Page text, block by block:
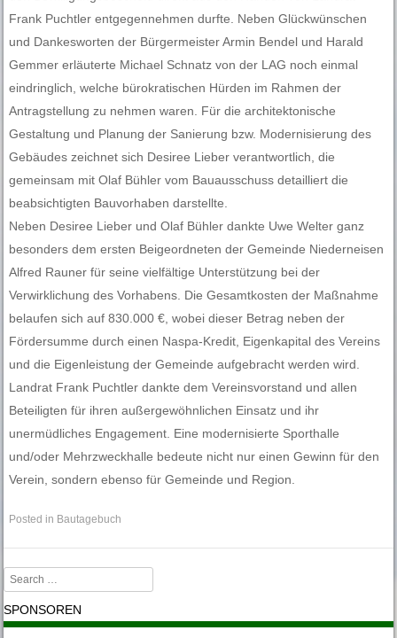
Frank Puchtler entgegennehmen durfte. Neben Glückwünschen
und Dankesworten der Bürgermeister Armin Bendel und Harald
Gemmer erläuterte Michael Schnatz von der LAG noch einmal
eindringlich, welche bürokratischen Hürden im Rahmen der
Antragstellung zu nehmen waren. Für die architektonische
Gestaltung und Planung der Sanierung bzw. Modernisierung des
Gebäudes zeichnet sich Desiree Lieber verantwortlich, die
gemeinsam mit Olaf Bühler vom Bauausschuss detailliert die
beabsichtigten Bauvorhaben darstellte.
Neben Desiree Lieber und Olaf Bühler dankte Uwe Welter ganz
besonders dem ersten Beigeordneten der Gemeinde Niederneisen
Alfred Rauner für seine vielfältige Unterstützung bei der
Verwirklichung des Vorhabens. Die Gesamtkosten der Maßnahme
belaufen sich auf 830.000 €, wobei dieser Betrag neben der
Fördersumme durch einen Naspa-Kredit, Eigenkapital des Vereins
und die Eigenleistung der Gemeinde aufgebracht werden wird.
Landrat Frank Puchtler dankte dem Vereinsvorstand und allen
Beteiligten für ihren außergewöhnlichen Einsatz und ihr
unermüdliches Engagement. Eine modernisierte Sporthalle
und/oder Mehrzweckhalle bedeute nicht nur einen Gewinn für den
Verein, sondern ebenso für Gemeinde und Region.
Posted in Bautagebuch
Search
SPONSOREN